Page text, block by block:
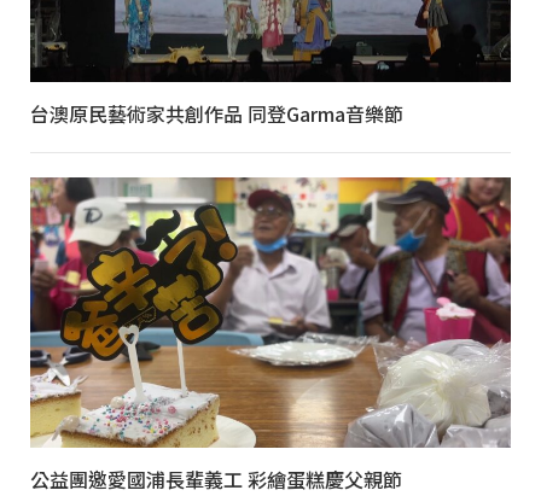
台澳原民藝術家共創作品 同登Garma音樂節
公益團邀愛國浦長輩義工 彩繪蛋糕慶父親節